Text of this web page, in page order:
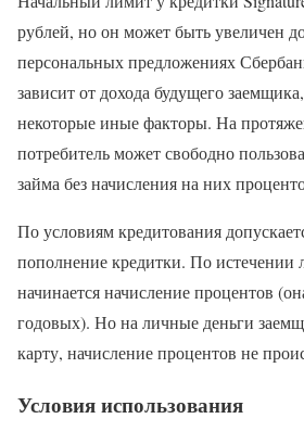
рублей, но он может быть увеличен
персональных предложениях
зависит от дохода будущего
некоторые иные факторы. На
потребитель может свободно
займа без начисления на них
По условиям кредитования
пополнение кредитки. По истечении
начинается начисление процентов
годовых). Но на личные деньги
карту, начисление процентов не
Условия использования